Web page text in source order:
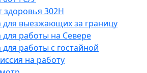
здоровья 302Н
для выезжающих за границу
для работы на Севере
для работы с гостайной
на работу